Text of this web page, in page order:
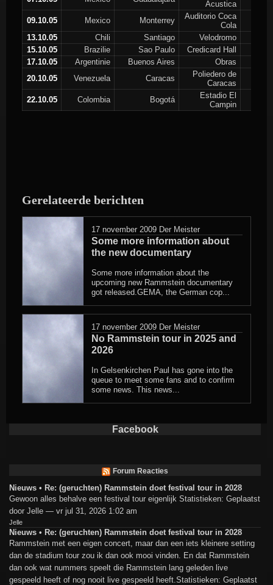
Acustica
09.10.05
Mexico Monterrey
Auditorio Coca
Cola
13.10.05
Chili Santiago
Velodromo
15.10.05
Brazilie Sao Paulo
Credicard Hall
17.10.05
Argentinie Buenos Aires
Obras
20.10.05
Venezuela Caracas
Poliedero de
Caracas
22.10.05
Colombia Bogotá
Estadio El
Campin
Gerelateerde berichten
17 november 2009 Der Meister
Some more information about
the new documentary
Some more information about the
upcoming new Rammstein documentary
got released.GEMA, the German cop...
17 november 2009 Der Meister
No Rammstein tour in 2025 and
2026
In Gelsenkirchen Paul has gone into the
queue to meet some fans and to confirm
some news. This news...
Facebook
Forum Reacties
Nieuws • Re: (geruchten) Rammstein doet festival tour in 2028
Gewoon alles behalve een festival tour eigenlijk Statistieken: Geplaatst
door Jelle — vr jul 31, 2026 1:02 am
Jelle
Nieuws • Re: (geruchten) Rammstein doet festival tour in 2028
Rammstein met een eigen concert, maar dan een iets kleinere setting
dan de stadium tour zou ik dan ook mooi vinden. En dat Rammstein
dan ook wat nummers speelt die Rammstein lang geleden live
gespeeld heeft of nog nooit live gespeeld heeft.Statistieken: Geplaatst